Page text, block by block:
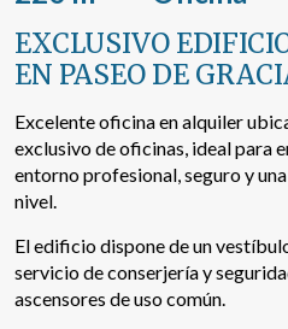
EXCLUSIVO
EN PASEO DE
Excelente oficina en alquiler
exclusivo de oficinas, ideal para
entorno profesional, seguro y
nivel.
El edificio dispone de un
servicio de conserjería y
ascensores de uso común.